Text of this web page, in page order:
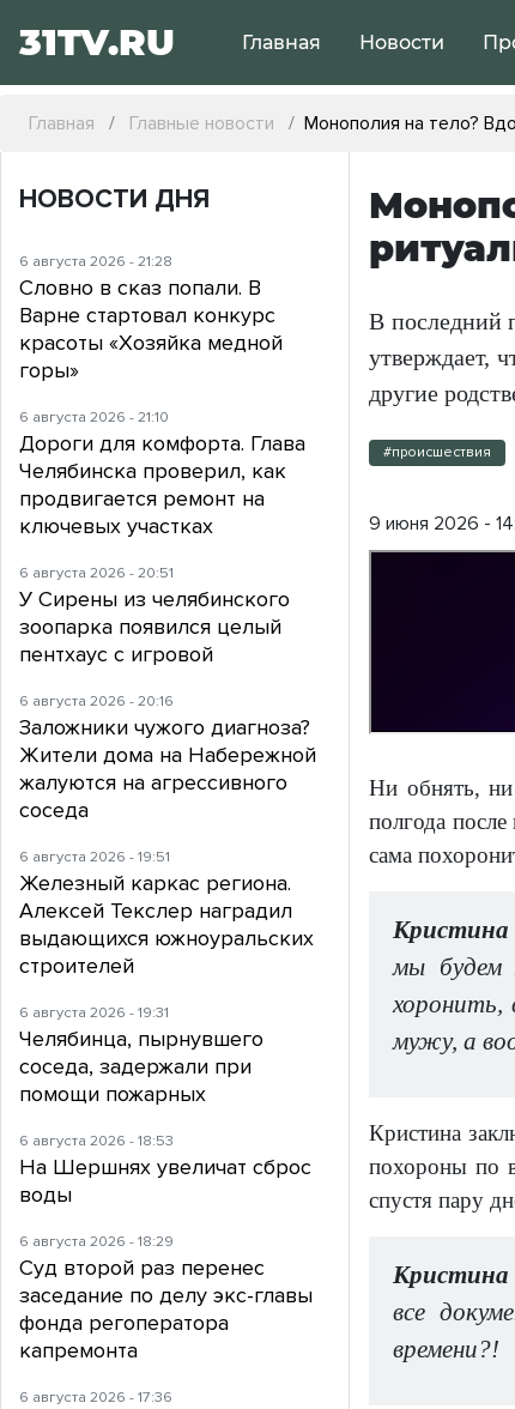
31TV.RU Главная Новости
Главная Главные новости Монополия на тело?
В последний
утверждает,
другие
#происшествия
9 июня 2026 -
Ни обнять, ни
полгода
сама
Кристина
мы будем
хоронить,
мужу, а
Кристина
похороны по
спустя пару
Кристина
все
времени?!
НОВОСТИ ДНЯ
6 августа 2026 - 21:28
Словно в сказ попали. В
Варне стартовал конкурс
красоты «Хозяйка медной
горы»
6 августа 2026 - 21:10
Дороги для комфорта. Глава
Челябинска проверил, как
продвигается ремонт на
ключевых участках
6 августа 2026 - 20:51
У Сирены из челябинского
зоопарка появился целый
пентхаус с игровой
6 августа 2026 - 20:16
Заложники чужого диагноза?
Жители дома на Набережной
жалуются на агрессивного
соседа
6 августа 2026 - 19:51
Железный каркас региона.
Алексей Текслер наградил
выдающихся южноуральских
строителей
6 августа 2026 - 19:31
Челябинца, пырнувшего
соседа, задержали при
помощи пожарных
6 августа 2026 - 18:53
На Шершнях увеличат сброс
воды
6 августа 2026 - 18:29
Суд второй раз перенес
заседание по делу экс-главы
фонда регоператора
капремонта
6 августа 2026 - 17:36